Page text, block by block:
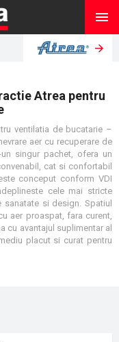
Atrea pentru
ventilatia de bucatarie –
aer cu recuperare de
singur pachet, ofera un
cat si confortabil
conceput conform VDI
cele mai stricte
si design. Spatiul
aer proaspat, fara curent,
cu avantajul suplimentar al
placut si curat pentru